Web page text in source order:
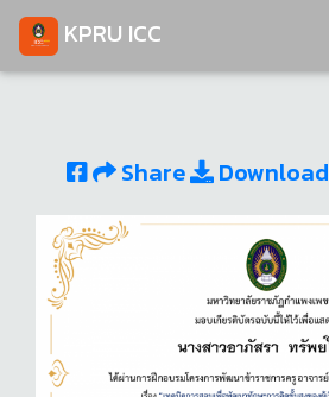
KPRU ICC
Share Download